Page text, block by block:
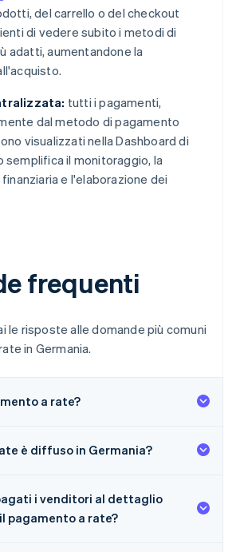
del carrello o del checkout
di vedere subito i metodi di
adatti, aumentandone la
tutti i pagamenti,
dal metodo di pagamento
visualizzati nella Dashboard di
semplifica il monitoraggio, la
e l'elaborazione dei
frequenti
le risposte alle domande più comuni
in Germania.
a rate?
è diffuso in Germania?
i venditori al dettaglio
pagamento a rate?